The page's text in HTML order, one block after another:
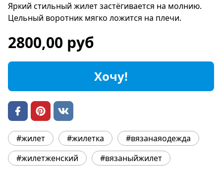
Яркий стильный жилет застёгивается на молнию.
Цельный воротник мягко ложится на плечи.
2800,00 руб
Хочу!
#жилет #жилетка
#вязанаяодежда
#жилетженский
#вязаныйжилет